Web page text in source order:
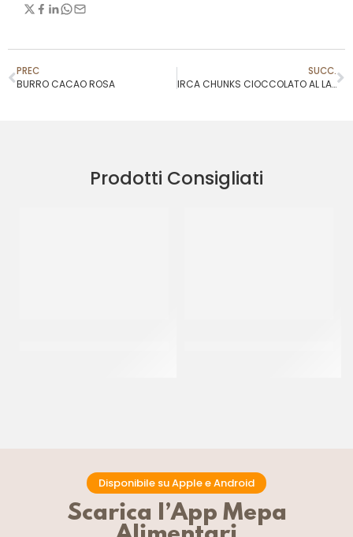
PREC
BURRO CACAO ROSA
SUCC.
IRCA CHUNKS CIOCCOLATO AL LATTE
Prodotti Consigliati
Disponibile su Apple e Android
Scarica l’App Mepa